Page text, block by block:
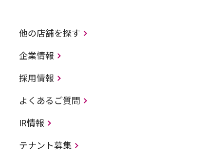
他の店舗を探す
企業情報
採用情報
よくあるご質問
IR情報
テナント募集